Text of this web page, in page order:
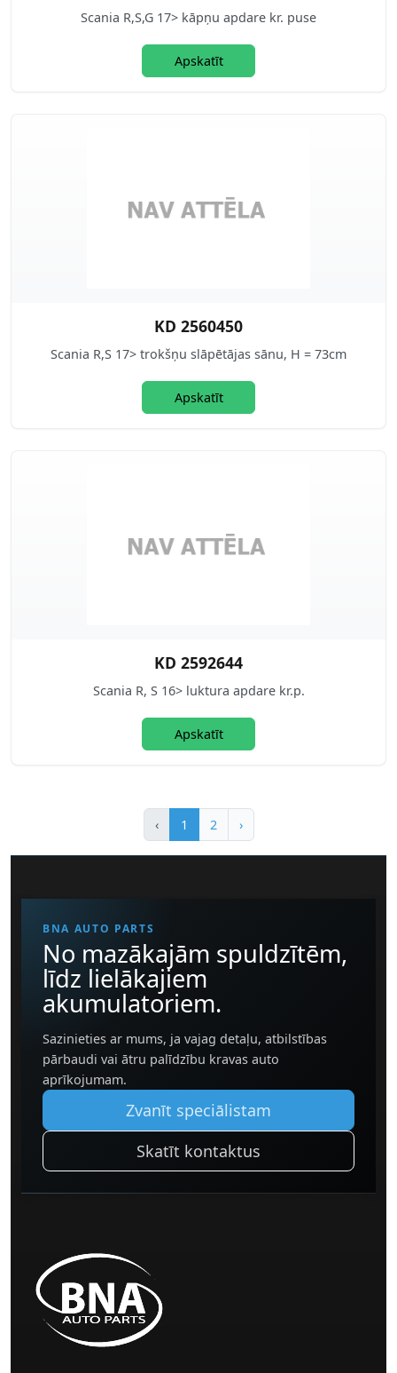
Scania R,S,G 17> kāpņu apdare kr. puse
Apskatīt
KD 2560450
Scania R,S 17> trokšņu slāpētājas sānu, H = 73cm
Apskatīt
KD 2592644
Scania R, S 16> luktura apdare kr.p.
Apskatīt
‹ 1 2 ›
BNA AUTO PARTS
No mazākajām spuldzītēm,
līdz lielākajiem
akumulatoriem.
Sazinieties ar mums, ja vajag detaļu, atbilstības
pārbaudi vai ātru palīdzību kravas auto
aprīkojumam.
Zvanīt speciālistam
Skatīt kontaktus